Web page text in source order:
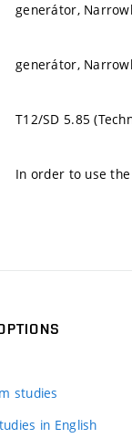
generátor,
generátor,
T12/SD 5.85
In order to use
studies
in English